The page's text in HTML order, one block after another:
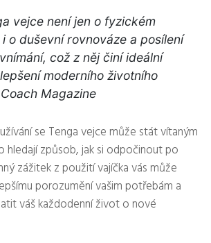
vejce není jen o fyzickém
o duševní rovnováze a posílení
což z něj činí ideální
moderního životního
Magazine
se Tenga vejce může stát vítaným
hledají způsob, jak si odpočinout po
zážitek z použití vajíčka vás může
porozumění vašim potřebám a
váš každodenní život o nové